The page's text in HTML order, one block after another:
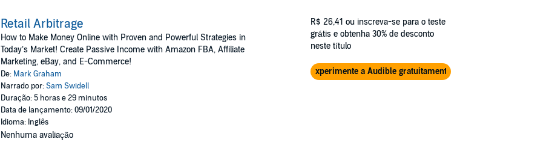
Retail Arbitrage
How to Make Money Online with Proven and Powerful Strategies in
Today’s Market! Create Passive Income with Amazon FBA, Affiliate
Marketing, eBay, and E-Commerce!
De: Mark Graham
Narrado por:Sam Swidell
Duração: 5 horas e 29 minutos
Data de lançamento: 09/01/2020
Idioma: Inglês
Nenhuma avaliação
R$ 26,41 ou inscreva-se para o teste
grátis e obtenha 30% de desconto
neste título
Experimente a Audible gratuitamente